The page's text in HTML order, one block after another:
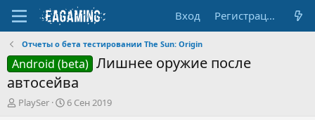
Вход Регистрация
Отчеты о бета тестировании The Sun: Origin
Android (beta) Лишнее оружие после
автосейва
А
PlaySer
Д
6 Сен 2019